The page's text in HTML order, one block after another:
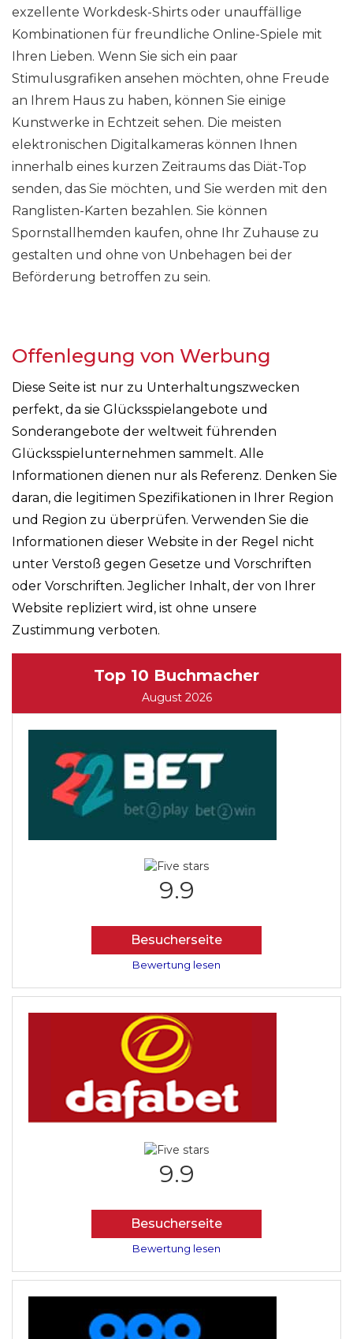
exzellente Workdesk-Shirts oder unauffällige
Kombinationen für freundliche Online-Spiele mit
Ihren Lieben. Wenn Sie sich ein paar
Stimulusgrafiken ansehen möchten, ohne Freude
an Ihrem Haus zu haben, können Sie einige
Kunstwerke in Echtzeit sehen. Die meisten
elektronischen Digitalkameras können Ihnen
innerhalb eines kurzen Zeitraums das Diät-Top
senden, das Sie möchten, und Sie werden mit den
Ranglisten-Karten bezahlen. Sie können
Spornstallhemden kaufen, ohne Ihr Zuhause zu
gestalten und ohne von Unbehagen bei der
Beförderung betroffen zu sein.
Offenlegung von Werbung
Diese Seite ist nur zu Unterhaltungszwecken
perfekt, da sie Glücksspielangebote und
Sonderangebote der weltweit führenden
Glücksspielunternehmen sammelt. Alle
Informationen dienen nur als Referenz. Denken Sie
daran, die legitimen Spezifikationen in Ihrer Region
und Region zu überprüfen. Verwenden Sie die
Informationen dieser Website in der Regel nicht
unter Verstoß gegen Gesetze und Vorschriften
oder Vorschriften. Jeglicher Inhalt, der von Ihrer
Website repliziert wird, ist ohne unsere
Zustimmung verboten.
Top 10 Buchmacher
August 2026
9.9
Besucherseite
Bewertung lesen
9.9
Besucherseite
Bewertung lesen